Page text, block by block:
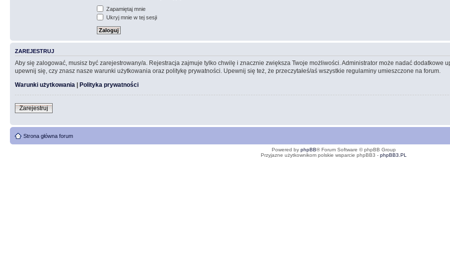
Zapamiętaj mnie
Ukryj mnie w tej sesji
ZAREJESTRUJ
Aby się zalogować, musisz być zarejestrowany/a. Rejestracja zajmuje tylko chwilę i znacznie zwiększa Twoje możliwości. Administrator może nadać dodatkowe
upewnij się, czy znasz nasze warunki użytkowania oraz politykę prywatności. Upewnij się też, że przeczytałeś/aś wszystkie regulaminy umieszczone na forum.
Warunki użytkowania | Polityka prywatności
Zarejestruj
Strona główna forum
Powered by phpBB® Forum Software © phpBB Group
Przyjazne użytkownikom polskie wsparcie phpBB3 - phpBB3.PL